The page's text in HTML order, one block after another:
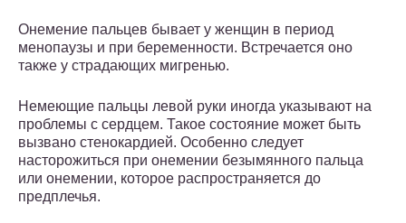
Онемение пальцев бывает у женщин в период
менопаузы и при беременности. Встречается оно
также у страдающих мигренью.
Немеющие пальцы левой руки иногда указывают на
проблемы с сердцем. Такое состояние может быть
вызвано стенокардией. Особенно следует
насторожиться при онемении безымянного пальца
или онемении, которое распространяется до
предплечья.